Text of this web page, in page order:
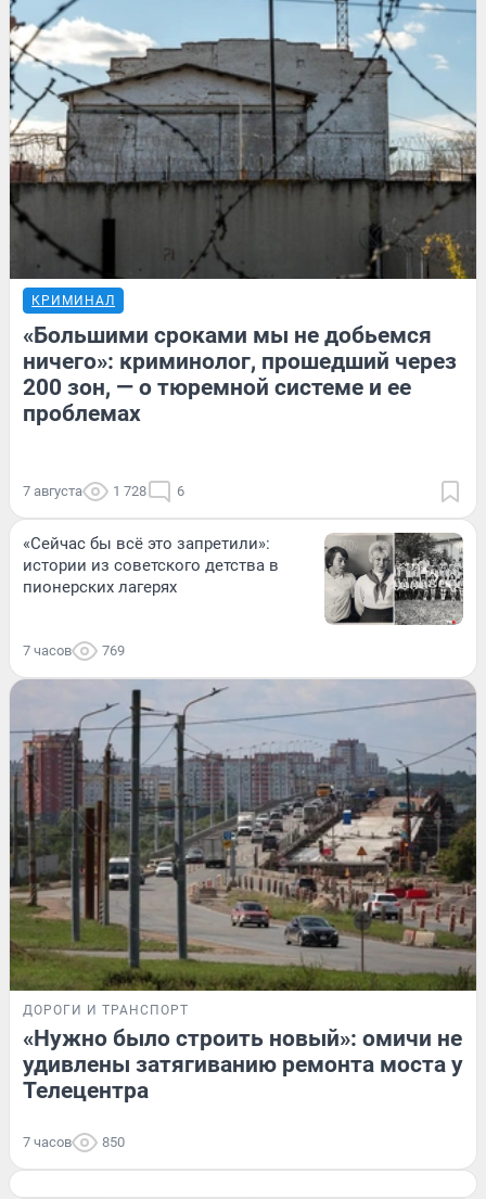
КРИМИНАЛ
«Большими сроками мы не добьемся
ничего»: криминолог, прошедший через
200 зон, — о тюремной системе и ее
проблемах
7 августа 1 728 6
«Сейчас бы всё это запретили»:
истории из советского детства в
пионерских лагерях
7 часов 769
ДОРОГИ И ТРАНСПОРТ
«Нужно было строить новый»: омичи не
удивлены затягиванию ремонта моста у
Телецентра
7 часов 850